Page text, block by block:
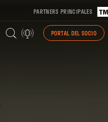
PARTNERS PRINCIPALES
PORTAL DEL SOCIO